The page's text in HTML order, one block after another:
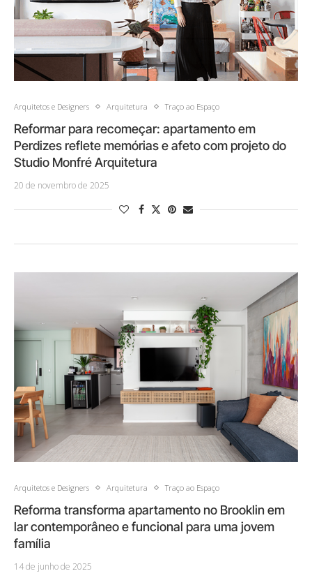
Arquitetos e Designers Arquitetura Traço ao Espaço
Reformar para recomeçar: apartamento em
Perdizes reflete memórias e afeto com projeto do
Studio Monfré Arquitetura
20 de novembro de 2025
Arquitetos e Designers Arquitetura Traço ao Espaço
Reforma transforma apartamento no Brooklin em
lar contemporâneo e funcional para uma jovem
família
14 de junho de 2025